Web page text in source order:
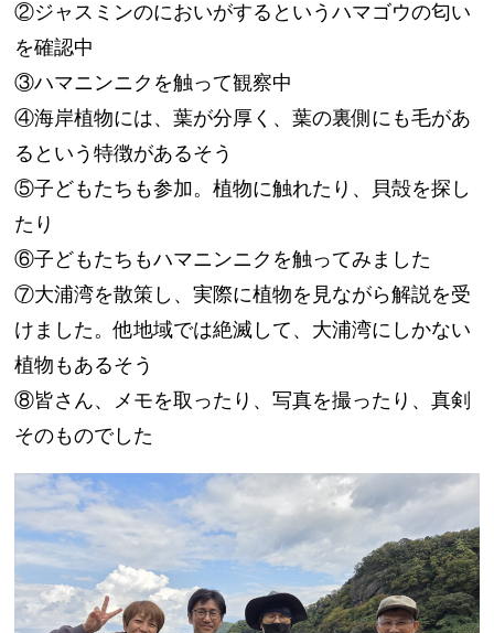
②ジャスミンのにおいがするというハマゴウの匂い
を確認中
③ハマニンニクを触って観察中
④海岸植物には、葉が分厚く、葉の裏側にも毛があ
るという特徴があるそう
⑤子どもたちも参加。植物に触れたり、貝殻を探し
たり
⑥子どもたちもハマニンニクを触ってみました
⑦大浦湾を散策し、実際に植物を見ながら解説を受
けました。他地域では絶滅して、大浦湾にしかない
植物もあるそう
⑧皆さん、メモを取ったり、写真を撮ったり、真剣
そのものでした